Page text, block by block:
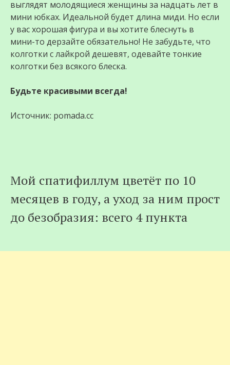
выглядят молодящиеся женщины за надцать лет в
мини юбках. Идеальной будет длина миди. Но если
у вас хорошая фигура и вы хотите блеснуть в
мини-то дерзайте обязательно! Не забудьте, что
колготки с лайкрой дешевят, одевайте тонкие
колготки без всякого блеска.
Будьте красивыми всегда!
Источник: pomada.cc
Мой спатифиллум цветёт по 10
месяцев в году, а уход за ним прост
до безобразия: всего 4 пункта